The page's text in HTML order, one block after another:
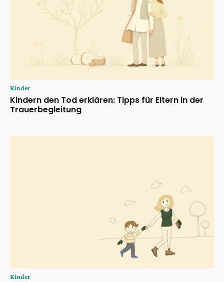
Kinder
Kindern den Tod erklären: Tipps für Eltern in der
Trauerbegleitung
Kinder